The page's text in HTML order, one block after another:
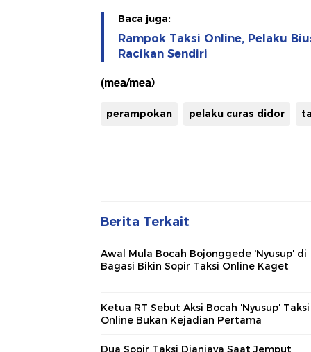
Baca juga:
Rampok Taksi Online, Pelaku
Racikan Sendiri
(mea/mea)
perampokan pelaku curas didor
Berita Terkait
Awal Mula Bocah Bojonggede 'Nyusup' di
Bagasi Bikin Sopir Taksi Online Kaget
Ketua RT Sebut Aksi Bocah 'Nyusup' Taksi
Online Bukan Kejadian Pertama